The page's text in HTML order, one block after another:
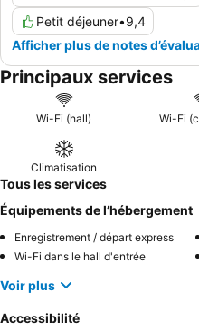
Petit déjeuner•9,4
Afficher plus de notes
Principaux services
Wi-Fi (hall) Wi-Fi
Climatisation
Tous les services
Équipements de l’hébergement
Enregistrement / départ express
Wi-Fi dans le hall d'entrée
Voir plus
Accessibilité